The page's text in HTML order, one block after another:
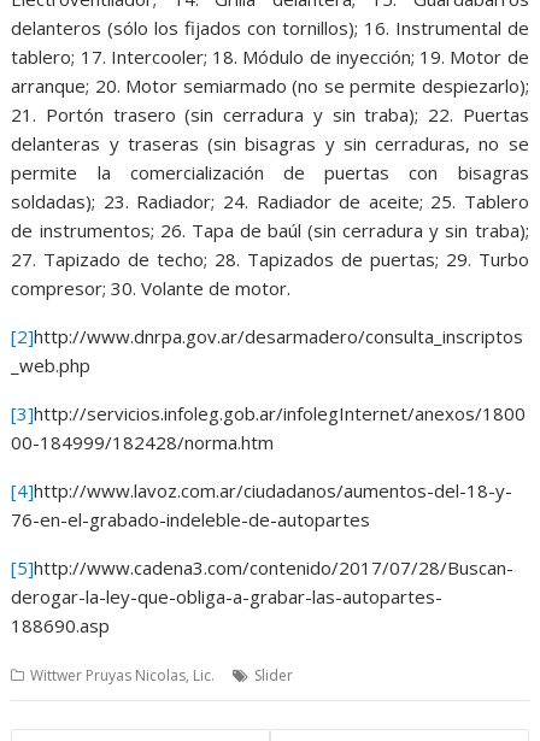
delanteros (sólo los fijados con tornillos); 16. Instrumental de
tablero; 17. Intercooler; 18. Módulo de inyección; 19. Motor de
arranque; 20. Motor semiarmado (no se permite despiezarlo);
21. Portón trasero (sin cerradura y sin traba); 22. Puertas
delanteras y traseras (sin bisagras y sin cerraduras, no se
permite la comercialización de puertas con bisagras
soldadas); 23. Radiador; 24. Radiador de aceite; 25. Tablero
de instrumentos; 26. Tapa de baúl (sin cerradura y sin traba);
27. Tapizado de techo; 28. Tapizados de puertas; 29. Turbo
compresor; 30. Volante de motor.
[2]http://www.dnrpa.gov.ar/desarmadero/consulta_inscriptos
_web.php
[3]http://servicios.infoleg.gob.ar/infolegInternet/anexos/1800
00-184999/182428/norma.htm
[4]http://www.lavoz.com.ar/ciudadanos/aumentos-del-18-y-
76-en-el-grabado-indeleble-de-autopartes
[5]http://www.cadena3.com/contenido/2017/07/28/Buscan-
derogar-la-ley-que-obliga-a-grabar-las-autopartes-
188690.asp
Wittwer Pruyas Nicolas, Lic. Slider